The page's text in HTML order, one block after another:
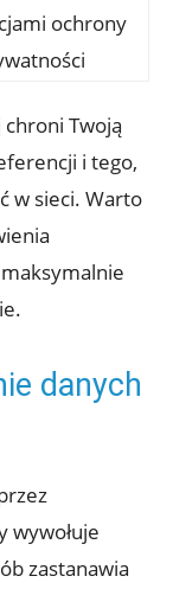
ochrony
Twoją
i tego,
‌w ⁢sieci. Warto
danych⁤
wywołuje‌
zastanawia